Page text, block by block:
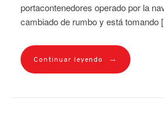
portacontenedores operado por la
cambiado de rumbo y está tomando
Continuar leyendo →